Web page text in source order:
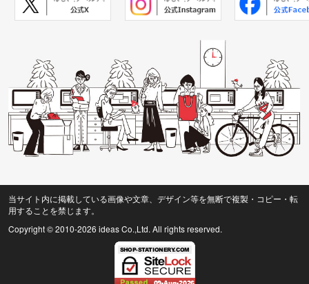
当サイト内に掲載している画像や文章、デザイン等を無断で複製・コピー・転
用することを禁じます。
Copyright © 2010-2026 ideas Co.,Ltd. All rights reserved.